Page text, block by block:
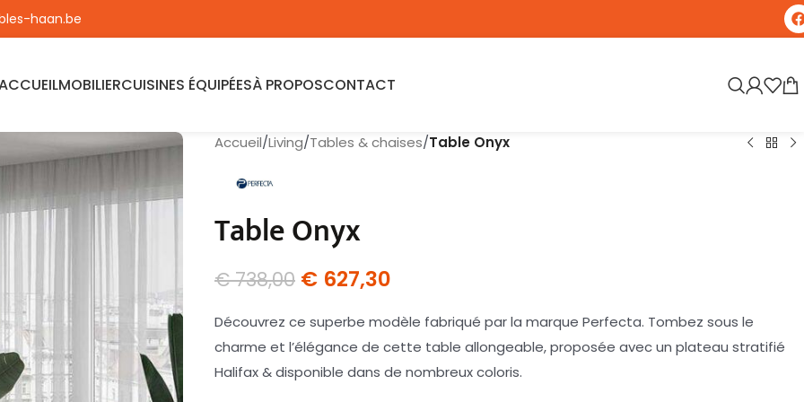
haan.be
MOBILIERCUISINES ÉQUIPÉESÀ PROPOSCONTACT
Accueil/Living/Tables & chaises/Table Onyx
Table Onyx
€738,00 € 627,30
Découvrez ce superbe modèle fabriqué par la marque Perfecta. Tombez sous le
charme et l’élégance de cette table allongeable, proposée avec un plateau stratifié
Halifax & disponible dans de nombreux coloris.